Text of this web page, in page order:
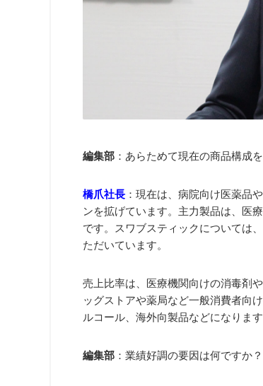
編集部 ：あらためて現在の商品構成
橋爪社長 ：現在は、病院向け医薬品
ンを拡げています。主力製品は、医
です。スワブスティックについては
ただいています。
売上比率は、医療機関向けの消毒剤
ッグストアや薬局など一般消費者向
ルコール、海外向製品などになります
編集部 ：業績好調の要因は何ですか？